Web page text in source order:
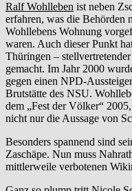
Ralf Wohlleben ist neben
erfahren, was die Behörden
Wohllebens Wohnung
waren. Auch dieser Punkt
Thüringen –
gemacht. Im Jahr 2000
gegen einen NPD-
Brutstätte des NSU.
dem „Fest der Völker“
nicht nur die Aussage von
Besonders spannend sind
Zaschäpe. Nun muss
mittlerweile verbotenen